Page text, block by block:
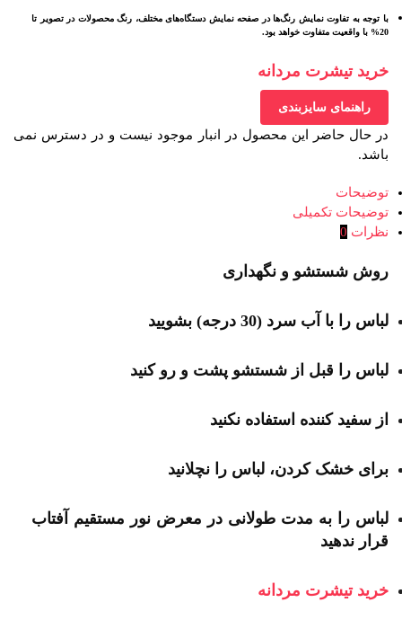
با توجه به تفاوت نمایش رنگ‌ها در صفحه نمایش دستگاه‌های مختلف، رنگ محصولات در تصویر تا
20% با واقعیت متفاوت خواهد بود.
خرید تیشرت مردانه
راهنمای سایزبندی
در حال حاضر این محصول در انبار موجود نیست و در دسترس نمی
باشد.
توضیحات
توضیحات تکمیلی
نظرات 0
روش شستشو و نگهداری
لباس را با آب سرد (30 درجه) بشویید
لباس را قبل از شستشو پشت و رو کنید
از سفید کننده استفاده نکنید
برای خشک کردن، لباس را نچلانید
لباس را به مدت طولانی در معرض نور مستقیم آفتاب
قرار ندهید
خرید تیشرت مردانه